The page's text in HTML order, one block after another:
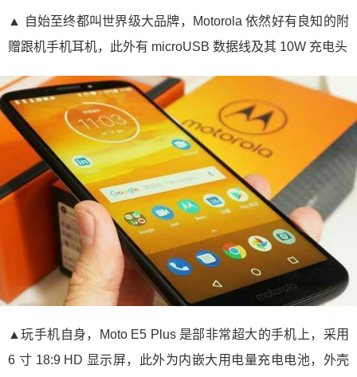
▲ 自始至终都叫世界级大品牌，Motorola 依然好有良知的附
赠跟机手机耳机，此外有 microUSB 数据线及其 10W 充电头
▲玩手机自身，Moto E5 Plus 是部非常超大的手机上，采用
6 寸 18:9 HD 显示屏，此外为内嵌大用电量充电电池，外壳